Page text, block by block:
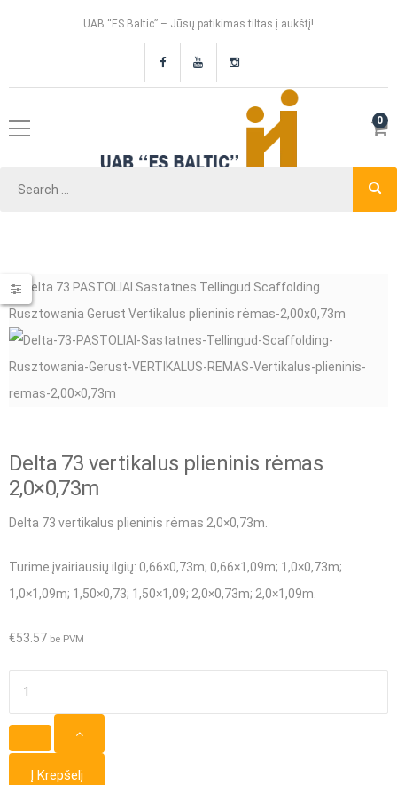
UAB “ES Baltic” – Jūsų patikimas tiltas į aukštį!
0
Delta 73 vertikalus plieninis rėmas
2,0×0,73m
Delta 73 vertikalus plieninis rėmas 2,0×0,73m.
Turime įvairiausių ilgių: 0,66×0,73m; 0,66×1,09m; 1,0×0,73m;
1,0×1,09m; 1,50×0,73; 1,50×1,09; 2,0×0,73m; 2,0×1,09m.
€53.57 be PVM
Į Krepšelį